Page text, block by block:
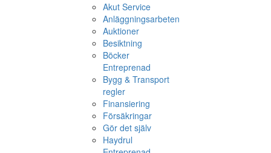
Akut Service
Anläggningsarbeten
Auktioner
Besiktning
Böcker
Entreprenad
Bygg & Transport
regler
Finansiering
Försäkringar
Gör det själv
Haydrul